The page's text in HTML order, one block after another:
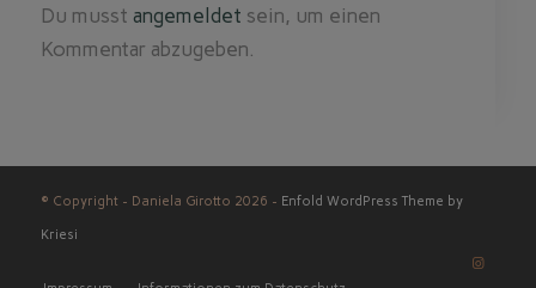
Du musst angemeldet sein, um einen
Kommentar abzugeben.
© Copyright - Daniela Girotto 2026 - Enfold WordPress Theme by
Kriesi